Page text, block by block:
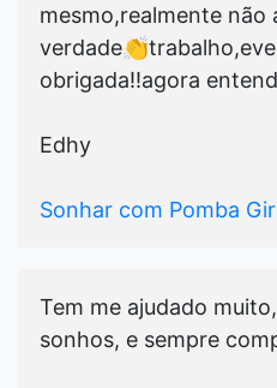
mesmo,realmente não
obrigada!!agora
Edhy
Sonhar com Pomba
Tem me ajudado
sonhos, e sempre